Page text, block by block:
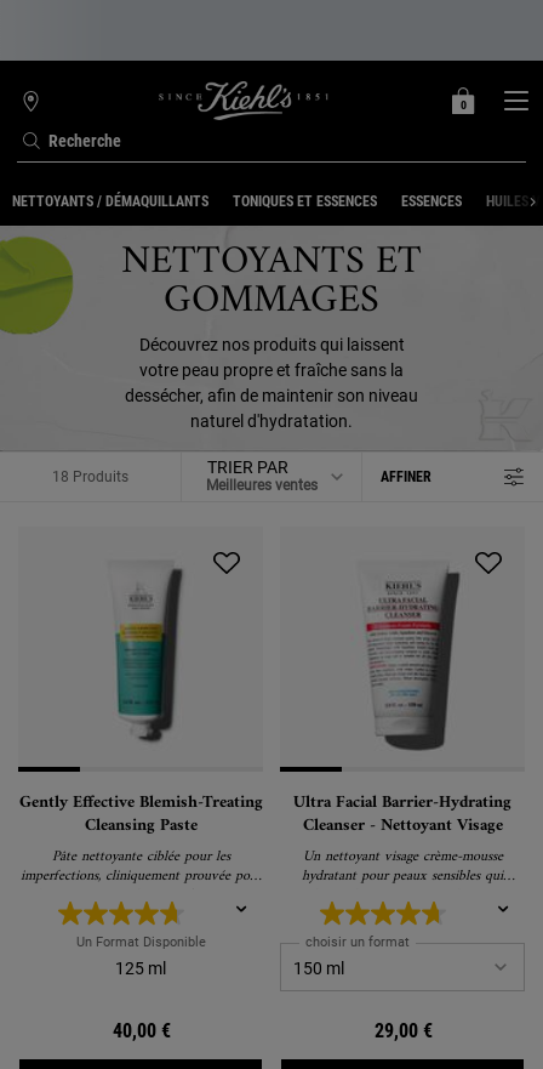
Recherche
TROUVER
UNE
BOUTIQUE
MON
0
0 PRODUIT
NETTOYANTS / DÉMAQUILLANTS TONIQUES ET ESSENCES ESSENCES HUILES
NETTOYANTS ET
GOMMAGES
Découvrez nos produits qui laissent
votre peau propre et fraîche sans la
dessécher, afin de maintenir son niveau
naturel d'hydratation.
18 Produits TRIER PAR AFFINER
MENU DE FILTRAGE
Gently Effective Blemish-Treating
Cleansing Paste
Pâte nettoyante ciblée pour les
imperfections, cliniquement prouvée pour
réduire et prévenir les imperfections sans
assécher la peau.
Un Format Disponible
125 ml
40,00 €
Ultra Facial Barrier-Hydrating
Cleanser - Nettoyant Visage
Un nettoyant visage crème-mousse
hydratant pour peaux sensibles qui
élimine les impuretés en douceur.
choisir un format
29,00 €